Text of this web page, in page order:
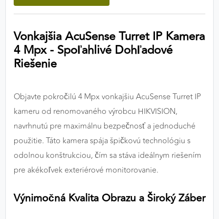
Vonkajšia AcuSense Turret IP Kamera
4 Mpx - Spoľahlivé Dohľadové
Riešenie
Objavte pokročilú 4 Mpx vonkajšiu AcuSense Turret IP
kameru od renomovaného výrobcu HIKVISION,
navrhnutú pre maximálnu bezpečnosť a jednoduché
použitie. Táto kamera spája špičkovú technológiu s
odolnou konštrukciou, čím sa stáva ideálnym riešením
pre akékoľvek exteriérové monitorovanie.
Výnimočná Kvalita Obrazu a Široký Záber
výkon a funkčnosť našich stránok.
Google Analytics
Poskytovateľ: Google
MARKETINGOVÉ COOKIES
Marketingové cookies sa používajú na sledovanie
správania používateľov naprieč webovými
stránkami. Umožňujú nám a našim partnerom
zobrazovať cielenú a relevantnú reklamu, a to na
našom webe aj v reklamných sieťach tretích strán.
Poskytovateľ: Google